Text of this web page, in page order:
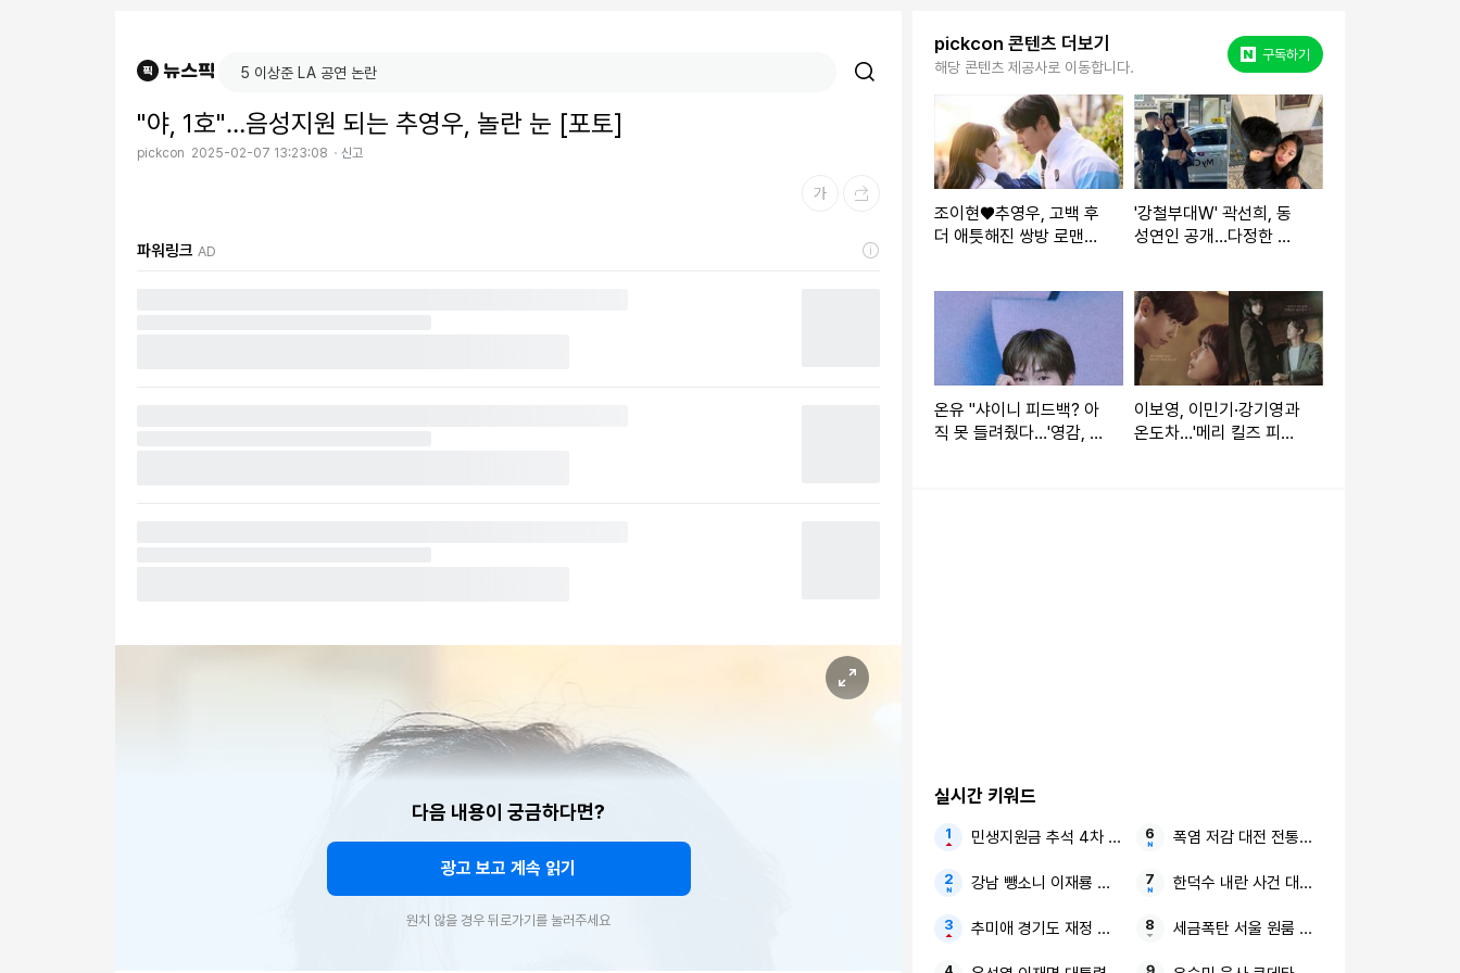
"야, 1호"…음성지원 되는 추영우, 놀란 눈 [포토]
pickcon 2025-02-07 13:23:08 신고
파워링크 AD
다음 내용이 궁금하다면?
광고 보고 계속 읽기
원치 않을 경우 뒤로가기를 눌러주세요
pickcon 콘텐츠 더보기
해당 콘텐츠 제공사로 이동합니다.
구독하기
조이현♥추영우, 고백 후
더 애틋해진 쌍방 로맨
'강철부대W' 곽선희, 동
성연인 공개…다정한 투
온유 "샤이니 피드백? 아
직 못 들려줬다…'영감, 힙
이보영, 이민기·강기영과
온도차…'메리 킬즈 피플'
실시간 키워드
민생지원금 추석 4차 지급
강남 뺑소니 이재룡 음주운전
추미애 경기도 재정 비상 상황
폭염 저감 대전 전통시장 냉풍기
한덕수 내란 사건 대법원
세금폭탄 서울 원룸 주택 보유세